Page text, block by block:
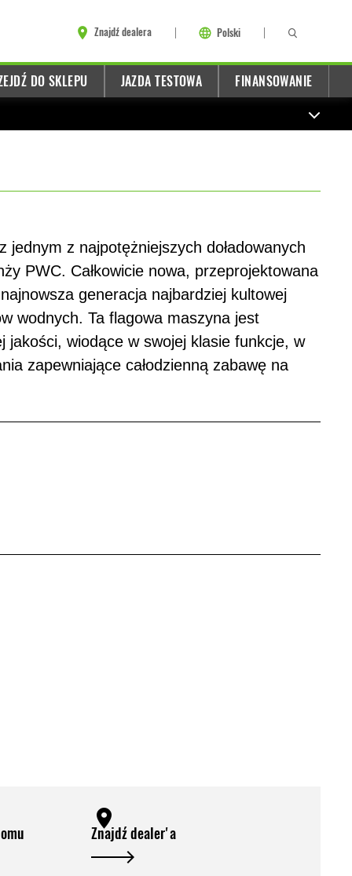
Znajdź dealera Polski
DO SKLEPU JAZDA TESTOWA FINANSOWANIE
jednym z najpotężniejszych doładowanych
PWC. Całkowicie nowa, przeprojektowana
generacja najbardziej kultowej
wodnych. Ta flagowa maszyna jest
jakości, wiodące w swojej klasie funkcje, w
zapewniające całodzienną zabawę na
Znajdź dealer'a